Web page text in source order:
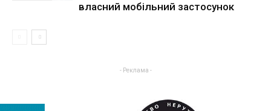
власний мобільний застосунок
- Реклама -